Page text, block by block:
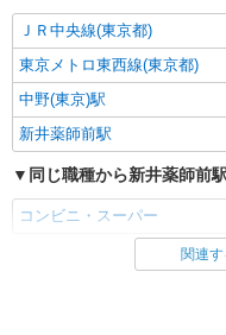
ＪＲ中央線(東京都)
東京メトロ東西線(東京都)
中野(東京)駅
新井薬師前駅
同じ職種から新井薬師前
コンビニ・スーパー
同じ雇用形態から新井薬
関連